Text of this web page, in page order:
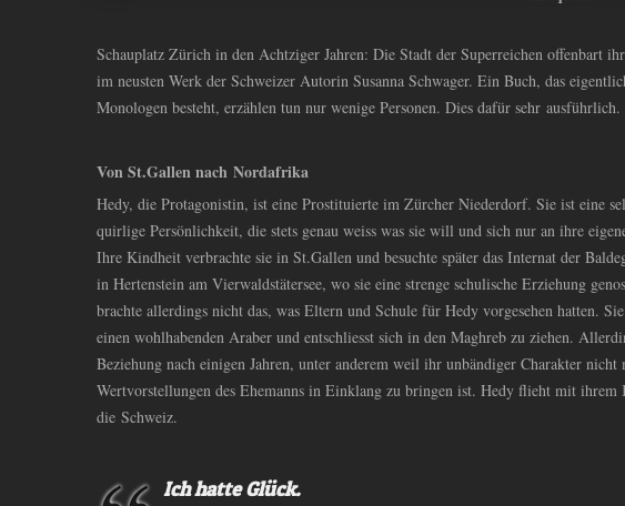
Schauplatz Zürich in den Achtziger Jahren: Die Stadt der Superreichen offenbart
im neusten Werk der Schweizer Autorin Susanna Schwager. Ein Buch, das
Monologen besteht, erzählen tun nur wenige Personen. Dies dafür sehr ausführlich.
Von St.Gallen nach Nordafrika
Hedy, die Protagonistin, ist eine Prostituierte im Zürcher Niederdorf. Sie ist eine
quirlige Persönlichkeit, die stets genau weiss was sie will und sich nur an ihre
Ihre Kindheit verbrachte sie in St.Gallen und besuchte später das Internat der
in Hertenstein am Vierwaldstätersee, wo sie eine strenge schulische Erziehung
brachte allerdings nicht das, was Eltern und Schule für Hedy vorgesehen hatten.
einen wohlhabenden Araber und entschliesst sich in den Maghreb zu ziehen.
Beziehung nach einigen Jahren, unter anderem weil ihr unbändiger Charakter nicht
Wertvorstellungen des Ehemanns in Einklang zu bringen ist. Hedy flieht mit
die Schweiz.
Ich hatte Glück.